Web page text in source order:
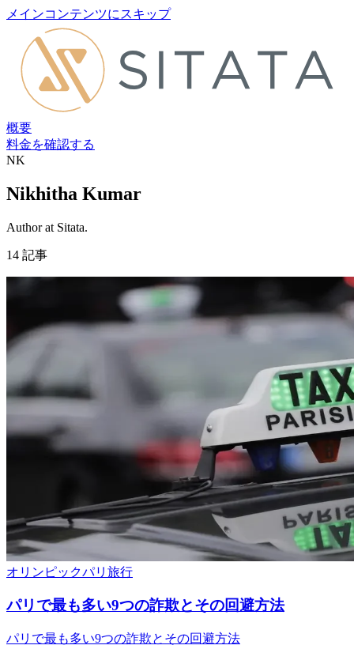
メインコンテンツにスキップ
概要
料金を確認する
NK
Nikhitha Kumar
Author at Sitata.
14 記事
オリンピックパリ旅行
パリで最も多い9つの詐欺とその回避方法
パリで最も多い9つの詐欺とその回避方法